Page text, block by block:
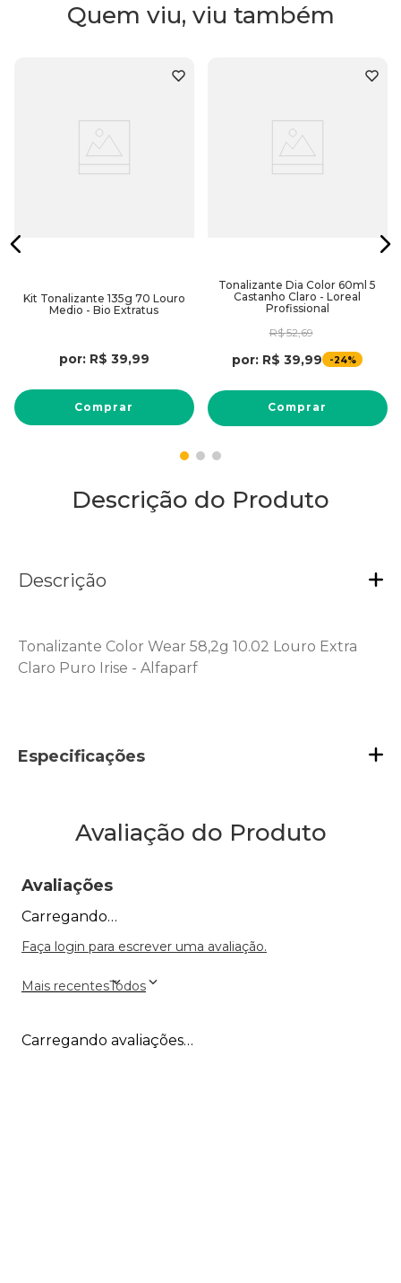
Quem viu, viu também
Kit Tonalizante 135g 70 Louro
Medio - Bio Extratus
por: R$ 39,99
Comprar
Tonalizante Dia Color 60ml 5
Castanho Claro - Loreal
Profissional
R$ 52,69
por: R$ 39,99 -24%
Comprar
Descrição do Produto
Descrição
Tonalizante Color Wear 58,2g 10.02 Louro Extra
Claro Puro Irise - Alfaparf
Especificações
Avaliação do Produto
Avaliações
Carregando…
Faça login para escrever uma avaliação.
Mais recentesTodos
Carregando avaliações…